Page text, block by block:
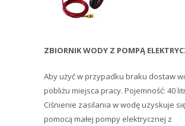
ZBIORNIK WODY Z POMPĄ
Aby użyć w przypadku braku dostaw
pobliżu miejsca pracy. Pojemność: 40
Ciśnienie zasilania w wodę uzyskuje
pomocą małej pompy elektrycznej z